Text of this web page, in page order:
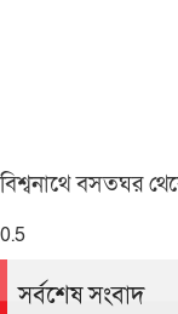
বিশ্বনাথে বসতঘর
সর্বশেষ সংবাদ